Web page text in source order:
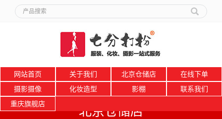
网站首页 关于我们 北京仓储店
在线下单
摄影摄像
化妆造型 影棚
联系我们
重庆旗舰店
北京仓储店